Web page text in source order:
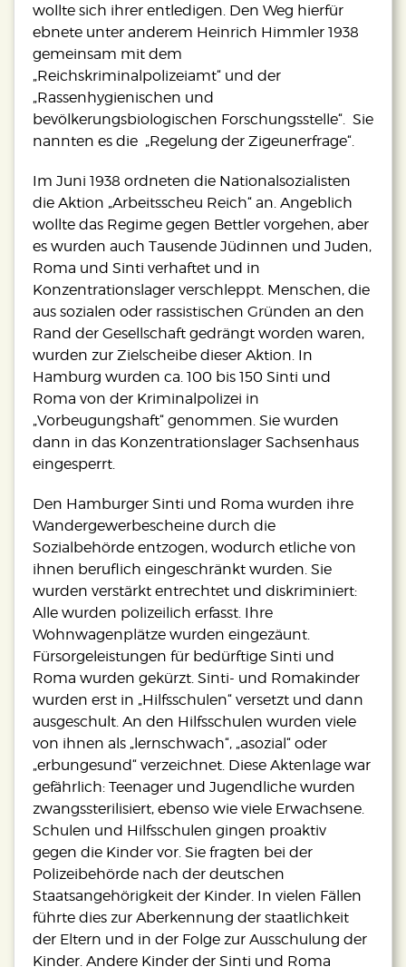
wollte sich ihrer entledigen. Den Weg hierfür
ebnete unter anderem Heinrich Himmler 1938
gemeinsam mit dem
„Reichskriminalpolizeiamt“ und der
„Rassenhygienischen und
bevölkerungsbiologischen Forschungsstelle“. Sie
nannten es die „Regelung der Zigeunerfrage“.
Im Juni 1938 ordneten die Nationalsozialisten
die Aktion „Arbeitsscheu Reich“ an. Angeblich
wollte das Regime gegen Bettler vorgehen, aber
es wurden auch Tausende Jüdinnen und Juden,
Roma und Sinti verhaftet und in
Konzentrationslager verschleppt. Menschen, die
aus sozialen oder rassistischen Gründen an den
Rand der Gesellschaft gedrängt worden waren,
wurden zur Zielscheibe dieser Aktion. In
Hamburg wurden ca. 100 bis 150 Sinti und
Roma von der Kriminalpolizei in
„Vorbeugungshaft“ genommen. Sie wurden
dann in das Konzentrationslager Sachsenhaus
eingesperrt.
Den Hamburger Sinti und Roma wurden ihre
Wandergewerbescheine durch die
Sozialbehörde entzogen, wodurch etliche von
ihnen beruflich eingeschränkt wurden. Sie
wurden verstärkt entrechtet und diskriminiert:
Alle wurden polizeilich erfasst. Ihre
Wohnwagenplätze wurden eingezäunt.
Fürsorgeleistungen für bedürftige Sinti und
Roma wurden gekürzt. Sinti- und Romakinder
wurden erst in „Hilfsschulen“ versetzt und dann
ausgeschult. An den Hilfsschulen wurden viele
von ihnen als „lernschwach“, „asozial“ oder
„erbungesund“ verzeichnet. Diese Aktenlage war
gefährlich: Teenager und Jugendliche wurden
zwangssterilisiert, ebenso wie viele Erwachsene.
Schulen und Hilfsschulen gingen proaktiv
gegen die Kinder vor. Sie fragten bei der
Polizeibehörde nach der deutschen
Staatsangehörigkeit der Kinder. In vielen Fällen
führte dies zur Aberkennung der staatlichkeit
der Eltern und in der Folge zur Ausschulung der
Kinder. Andere Kinder der Sinti und Roma